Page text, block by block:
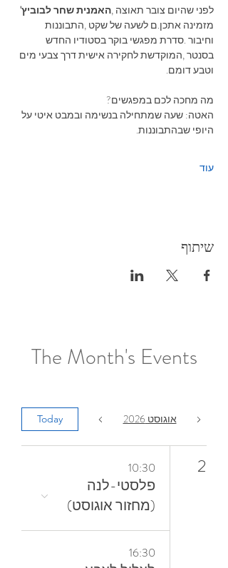
לפני‭ ‬שהיום‭ ‬צובר‭ ‬תאוצה‭, ‬האמנית‭ ‬שחר‭ ‬לבוביץ'
‬וטבע‭ ‬דומם‭.‬
מה‭ ‬מחכה‭ ‬לכם‭ ‬במפגשים‭?‬
‬היופי‭ ‬שבהתבוננות‭.‬
עוד
שיתוף
The Month's Events
אוגוסט 2026 Today
2
10:30
פלסטי-לנה
(מחזור אוגוסט)
16:30